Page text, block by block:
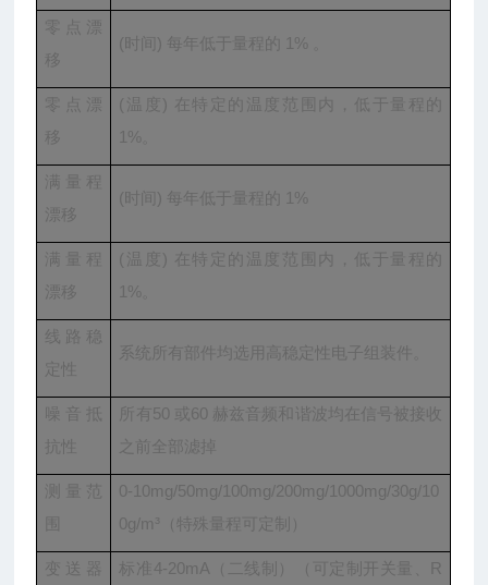
零点漂
移
(时间) 每年低于量程的 1% 。
零点漂
移
(温度) 在特定的温度范围内，低于量程的
1%。
满量程
漂移
(时间) 每年低于量程的 1%
满量程
漂移
(温度) 在特定的温度范围内，低于量程的
1%。
线路稳
定性
系统所有部件均选用高稳定性电子组装件。
噪音抵
抗性
所有50 或60 赫兹音频和谐波均在信号被接收
之前全部滤掉
测量范
0-10mg/50mg/100mg/200mg/1000mg/30g/10
0g/m³（特殊量程可定制）
变送器
标准4-20mA（二线制）（可定制开关量、R